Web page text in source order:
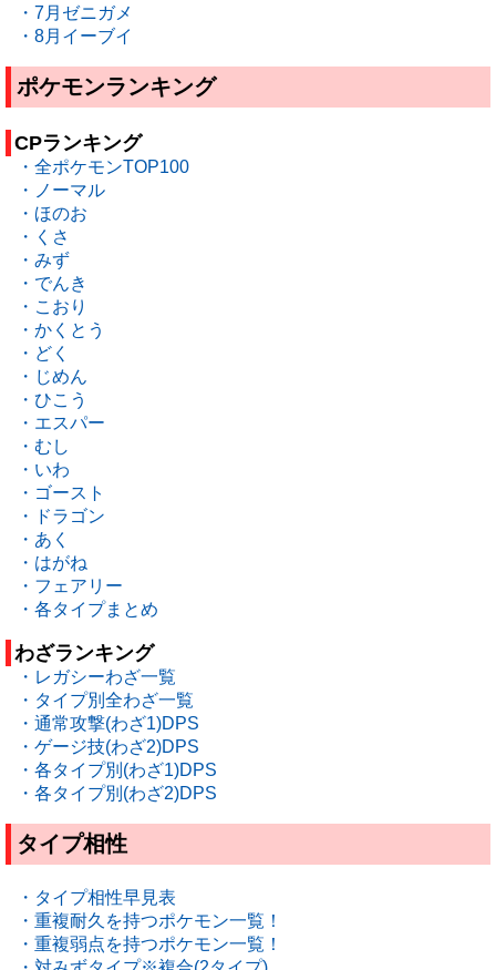
・7月ゼニガメ
・8月イーブイ
ポケモンランキング
CPランキング
・全ポケモンTOP100
・ノーマル
・ほのお
・くさ
・みず
・でんき
・こおり
・かくとう
・どく
・じめん
・ひこう
・エスパー
・むし
・いわ
・ゴースト
・ドラゴン
・あく
・はがね
・フェアリー
・各タイプまとめ
わざランキング
・レガシーわざ一覧
・タイプ別全わざ一覧
・通常攻撃(わざ1)DPS
・ゲージ技(わざ2)DPS
・各タイプ別(わざ1)DPS
・各タイプ別(わざ2)DPS
タイプ相性
・タイプ相性早見表
・重複耐久を持つポケモン一覧！
・重複弱点を持つポケモン一覧！